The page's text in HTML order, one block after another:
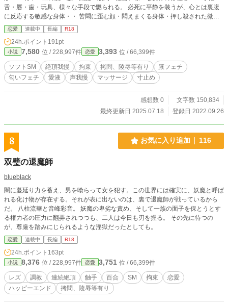
舌・唇・歯・玩具、様々な手段で嬲られる。 必死に平静を装うが、心とは裏腹
に反応する敏感な身体・・ 苦悶に歪む顔・悶えまくる身体・押し殺された微か
な呻めき声・・ 脂汗に塗れ輝く柔肌・滴る愛液に染みるショーツ・身体中から
漂う咽せ返る程の性臭・・ 若い娘の体臭と体液と哭き声に満ちた、隠微な物語
が幕を開ける。
恋愛 連載中 長編 R18
24h.ポイント 191pt
小説 7,580 位 / 228,997件 恋愛 3,393 位 / 66,399件
ソフトSM 絶頂我慢 拘束 拷問、陵辱等有り
腋フェチ
匂いフェチ
愛液 声我慢 マッサージ 寸止め
感想数 0
文字数 150,834
最終更新日 2025.07.18
登録日 2022.09.26
8 お気に入り追加 116
双璧の退魔師
blueblack
闇に蔓延り力を蓄え、男を喰らって女を犯す。この世界には確実に、妖魔と呼ば
れる化け物が存在する。それが表に出ないのは、裏で退魔師が戦っているから
だ。 八柱流華と音峰彩音。 妖魔の卑劣な責め、そして一族の面子を保とうとす
る権力者の圧力に翻弄されつつも、二人は今日も刃を握る。 その先に待つの
が、尊厳を踏みにじられるような淫獄だったとしても。
恋愛 連載中 長編 R18
24h.ポイント 163pt
小説 8,376 位 / 228,997件 恋愛 3,751 位 / 66,399件
レズ 調教 連続絶頂 触手 百合 SM 拘束
恋愛
ハッピーエンド
拷問、陵辱等有り